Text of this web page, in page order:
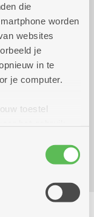
die
worden
websites
je
in te
je computer.
toestel
Sommige
die een
van onze
uur tot 17.00
vervoer